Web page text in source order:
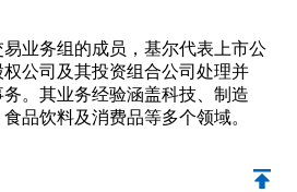
业务组的成员，基尔代表上市公
公司及其投资组合公司处理并
。其业务经验涵盖科技、制造
品饮料及消费品等多个领域。